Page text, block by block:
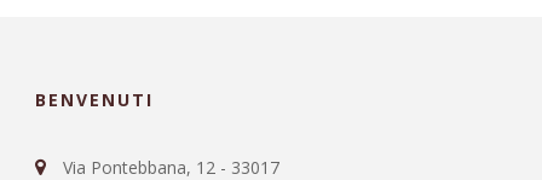
BENVENUTI
Via Pontebbana, 12 - 33017